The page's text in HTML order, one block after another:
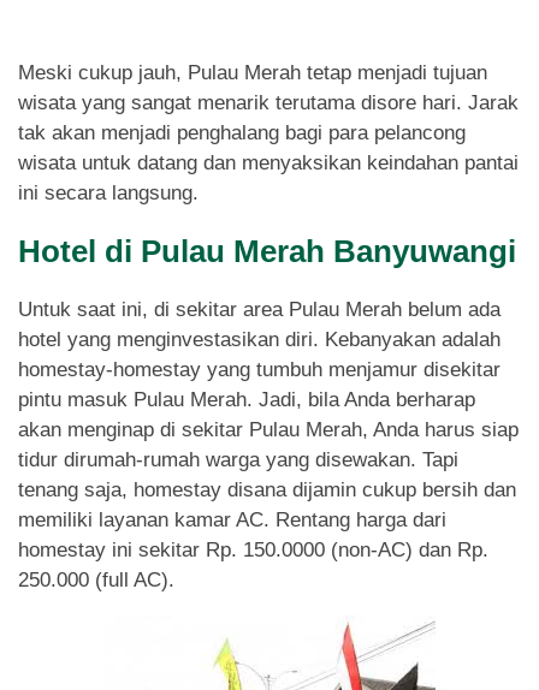
Meski cukup jauh, Pulau Merah tetap menjadi tujuan
wisata yang sangat menarik terutama disore hari. Jarak
tak akan menjadi penghalang bagi para pelancong
wisata untuk datang dan menyaksikan keindahan pantai
ini secara langsung.
Hotel di Pulau Merah Banyuwangi
Untuk saat ini, di sekitar area Pulau Merah belum ada
hotel yang menginvestasikan diri. Kebanyakan adalah
homestay-homestay yang tumbuh menjamur disekitar
pintu masuk Pulau Merah. Jadi, bila Anda berharap
akan menginap di sekitar Pulau Merah, Anda harus siap
tidur dirumah-rumah warga yang disewakan. Tapi
tenang saja, homestay disana dijamin cukup bersih dan
memiliki layanan kamar AC. Rentang harga dari
homestay ini sekitar Rp. 150.0000 (non-AC) dan Rp.
250.000 (full AC).